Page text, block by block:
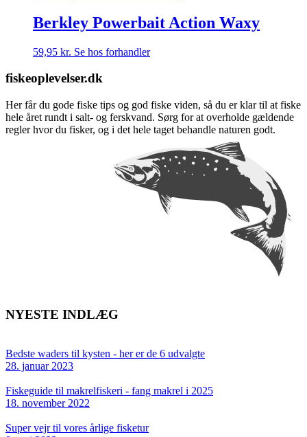
Berkley Powerbait Action Waxy
59,95 kr. Se hos forhandler
fiskeoplevelser.dk
Her får du gode fiske tips og god fiske viden, så du er klar til at fiske
hele året rundt i salt- og ferskvand. Sørg for at overholde gældende
regler hvor du fisker, og i det hele taget behandle naturen godt.
NYESTE INDLÆG
Bedste waders til kysten - her er de 6 udvalgte
28. januar 2023
Fiskeguide til makrelfiskeri - fang makrel i 2025
18. november 2022
Super vejr til vores årlige fisketur